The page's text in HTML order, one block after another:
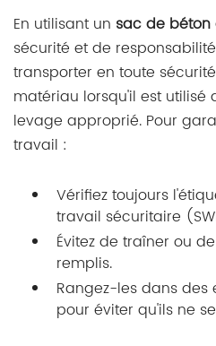
En utilisant un sac de
sécurité et de
transporter en toute
matériau lorsqu'il est
levage approprié. Pour
travail :
Vérifiez toujours
travail sécuritaire
Évitez de traîner ou
remplis.
Rangez-les dans des
pour éviter qu'ils ne